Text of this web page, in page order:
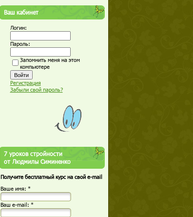
Ваш кабинет
Логин:
Пароль:
Запомнить меня на этом
компьютере
Регистрация
Забыли свой пароль?
7 уроков стройности
от Людмилы Симиненко
Получите бесплатный курс на свой e-mail
Ваше имя: *
Ваш е-mail: *